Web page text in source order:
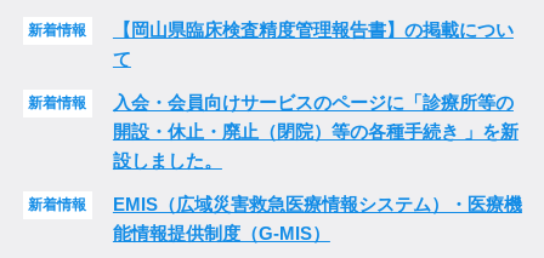
新着情報
【岡山県臨床検査精度管理報告書】の掲載につい
て
新着情報
入会・会員向けサービスのページに「診療所等の
開設・休止・廃止（閉院）等の各種手続き 」を新
設しました。
新着情報
EMIS（広域災害救急医療情報システム）・医療機
能情報提供制度（G-MIS）